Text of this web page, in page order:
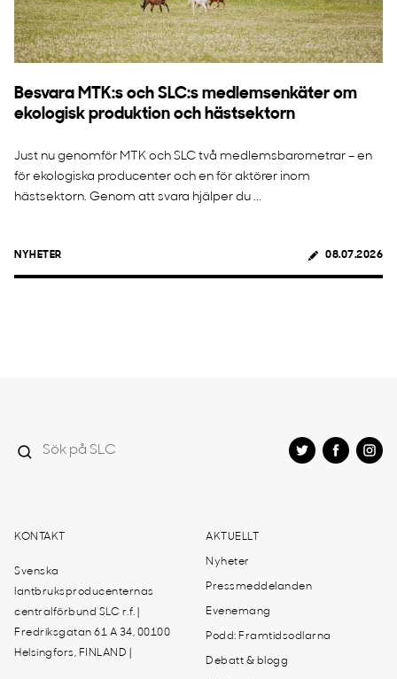
Besvara MTK:s och SLC:s medlemsenkäter om
ekologisk produktion och hästsektorn
Just nu genomför MTK och SLC två medlemsbarometrar – en
för ekologiska producenter och en för aktörer inom
hästsektorn. Genom att svara hjälper du ...
NYHETER 08.07.2026
KONTAKT
Svenska
lantbruksproducenternas
centralförbund SLC r.f. |
Fredriksgatan 61 A 34, 00100
Helsingfors, FINLAND |
AKTUELLT
Nyheter
Pressmeddelanden
Evenemang
Podd: Framtidsodlarna
Debatt & blogg